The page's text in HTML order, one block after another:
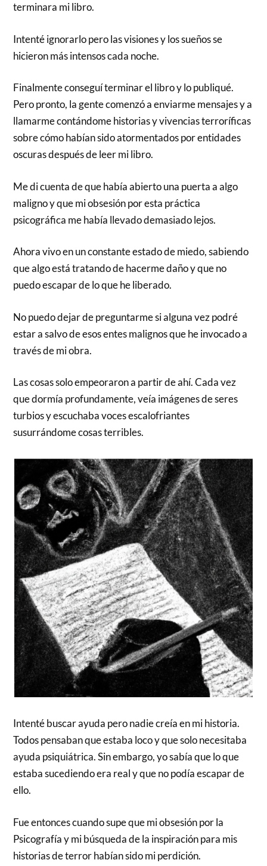
terminara mi libro.
Intenté ignorarlo pero las visiones y los sueños se
hicieron más intensos cada noche.
Finalmente conseguí terminar el libro y lo publiqué.
Pero pronto, la gente comenzó a enviarme mensajes y a
llamarme contándome historias y vivencias terroríficas
sobre cómo habían sido atormentados por entidades
oscuras después de leer mi libro.
Me di cuenta de que había abierto una puerta a algo
maligno y que mi obsesión por esta práctica
psicográfica me había llevado demasiado lejos.
Ahora vivo en un constante estado de miedo, sabiendo
que algo está tratando de hacerme daño y que no
puedo escapar de lo que he liberado.
No puedo dejar de preguntarme si alguna vez podré
estar a salvo de esos entes malignos que he invocado a
través de mi obra.
Las cosas solo empeoraron a partir de ahí. Cada vez
que dormía profundamente, veía imágenes de seres
turbios y escuchaba voces escalofriantes
susurrándome cosas terribles.
Intenté buscar ayuda pero nadie creía en mi historia.
Todos pensaban que estaba loco y que solo necesitaba
ayuda psiquiátrica. Sin embargo, yo sabía que lo que
estaba sucediendo era real y que no podía escapar de
ello.
Fue entonces cuando supe que mi obsesión por la
Psicografía y mi búsqueda de la inspiración para mis
historias de terror habían sido mi perdición.